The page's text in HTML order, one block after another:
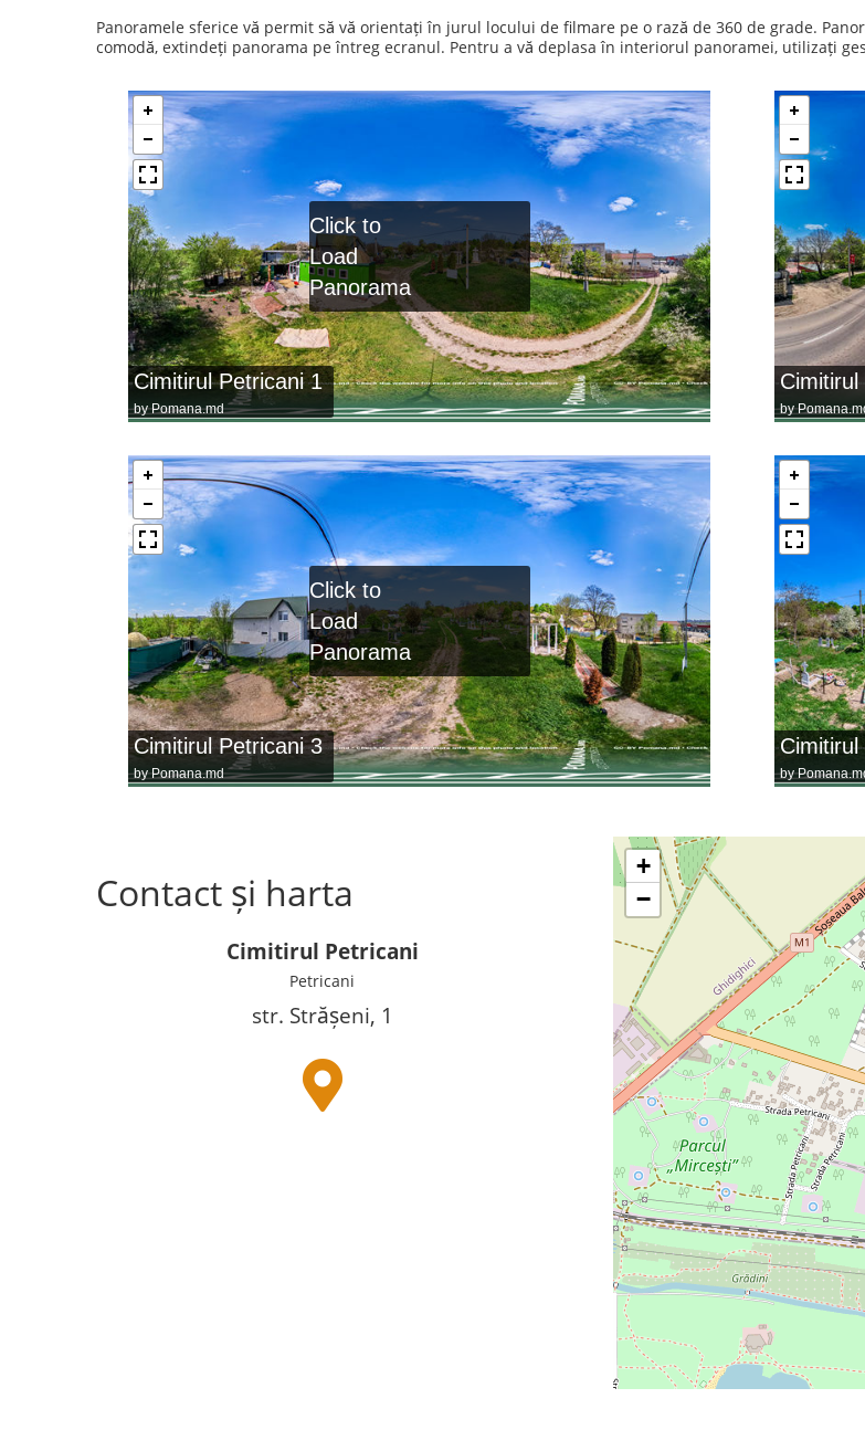
Panoramele sferice vă permit să vă orientați în jurul locului de filmare pe o rază de 360 de grade.
comodă, extindeți panorama pe întreg ecranul. Pentru a vă deplasa în interiorul panoramei, utilizați
Cimitirul Petricani 1
byPomana.md
Click to
Load
Panorama
by
Cimitirul Petricani 3
byPomana.md
Click to
Load
Panorama
by
Contact și harta
Cimitirul Petricani
Petricani
str. Strășeni, 1
+
−